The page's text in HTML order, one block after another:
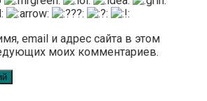
email и адрес сайта в этом
моих комментариев.